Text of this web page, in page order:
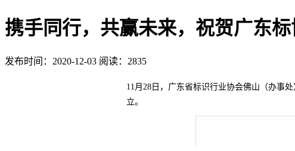
携手同行，共赢未来，祝贺广东标
发布时间：2020-12-03 阅读：2835
11月28日，广东省标识行业协会佛山（办事
立。